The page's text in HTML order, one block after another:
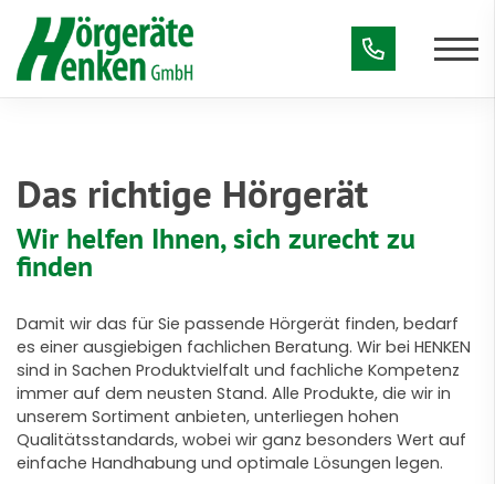
Das richtige Hörgerät
Wir helfen Ihnen, sich zurecht zu
finden
Damit wir das für Sie passende Hörgerät finden, bedarf
es einer ausgiebigen fachlichen Beratung. Wir bei HENKEN
sind in Sachen Produktvielfalt und fachliche Kompetenz
immer auf dem neusten Stand. Alle Produkte, die wir in
unserem Sortiment anbieten, unterliegen hohen
Qualitätsstandards, wobei wir ganz besonders Wert auf
einfache Handhabung und optimale Lösungen legen.